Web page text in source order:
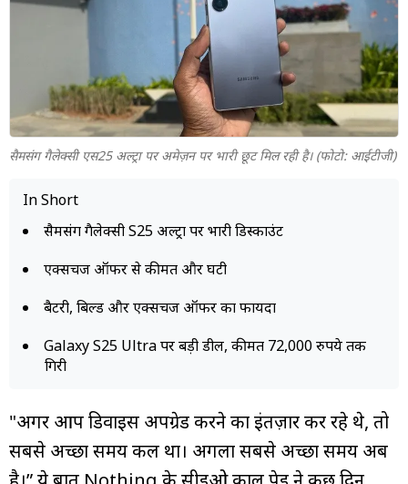
सैमसंग गैलेक्सी एस25 अल्ट्रा पर अमेज़न पर भारी छूट मिल रही है। (फोटो: आईटीजी)
In Short
सैमसंग गैलेक्सी S25 अल्ट्रा पर भारी डिस्काउंट
एक्सचेंज ऑफर से कीमत और घटी
बैटरी, बिल्ड और एक्सचेंज ऑफर का फायदा
Galaxy S25 Ultra पर बड़ी डील, कीमत 72,000 रुपये तक
गिरी
"अगर आप डिवाइस अपग्रेड करने का इंतज़ार कर रहे थे, तो
सबसे अच्छा समय कल था। अगला सबसे अच्छा समय अब